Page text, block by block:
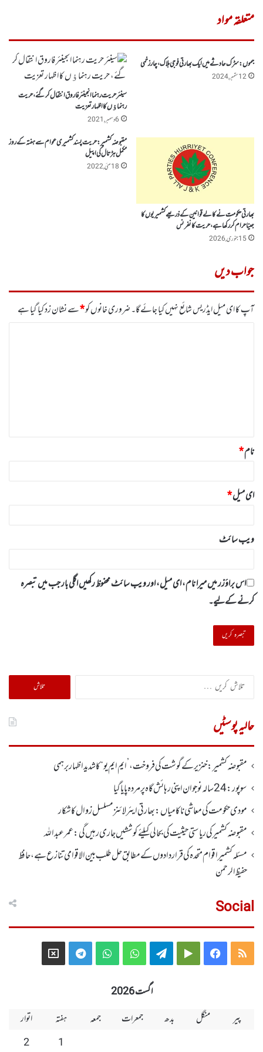
متعلقہ مواد
جموں :سڑک حادثے میں ایک بھارتی فوجی ہلاک ، چار زخمی
12 ستمبر, 2024
سینئر حریت رہنما انجینئر فاروق انتقال کر گئے، حریت
رہنماﺅں کا اظہار تعزیت
6 دسمبر, 2021
بھارتی حکومت نے کالے قوانین کے ذریعے کشمیریوں کا
جینا حرام کررکھا ہے، حریت کانفرنس
15 جنوری, 2026
مقبوضہ کشمیر: حریت پسند کشمیری عوام سے ہفتہ کے روز
مکمل ہڑتال کی اپیل
18 مئی, 2022
جواب دیں
آپ کا ای میل ایڈریس شائع نہیں کیا جائے گا۔ضروری خانوں کو*سے نشان زد کیا گیا ہے
نام*
ای میل*
ویب‌ سائٹ
اس براؤزر میں میرا نام، ای میل، اور ویب سائٹ محفوظ رکھیں اگلی بار جب میں تبصرہ
کرنے کےلیے۔
تلاش
کریں
حالیہ پوسٹیں
مقبوضہ کشمیر: خنزیر کے گوشت کی فروخت ، ’ایم ایم یو“ کا شدید اظہار برہمی
سوپور : 24سالہ نوجوان اپنی رہائش گاہ پر مردہ پایا گیا
مودی حکومت کی معاشی ناکامیاں: بھارتی ایئرلائنز مسلسل زوال کا شکار
مقبوضہ کشمیر کی ریاستی حیثیت کی بحالی کیلئے کوششیں جاری رہیں گی: عمر عبداللہ
مسئلہ کشمیر اقوام متحدہ کی قراردادوں کے مطابق حل طلب بین الاقوامی تنازع ہے، حافظ
حفیظ الرحمن
Social
RSS
Facebook
Google
Telegram
WhatsApp
WhatsApp
Telegram
X
اگست 2026
پیر
منگل بدھ جمعرات جمعہ ہفتہ
اتوار
1
2